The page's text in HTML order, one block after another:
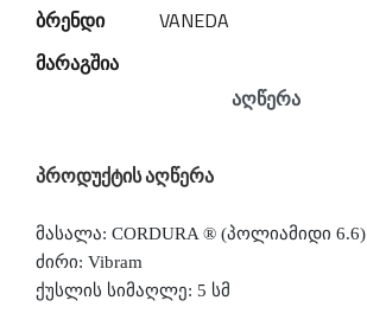
ბრენდი
VANEDA
მარაგშია
აღწერა
პროდუქტის აღწერა
მასალა: CORDURA ® (პოლიამიდი 6.6)
ძირი: Vibram
ქუსლის სიმაღლე: 5 სმ